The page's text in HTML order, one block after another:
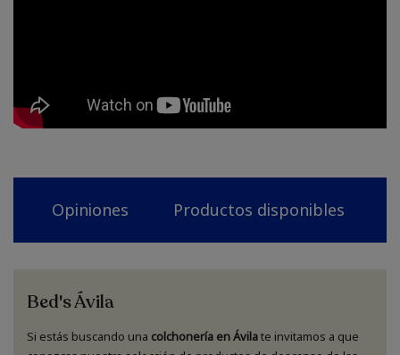
Opiniones Productos disponibles
Bed's Ávila
Si estás buscando una colchonería en Ávilate invitamos a que